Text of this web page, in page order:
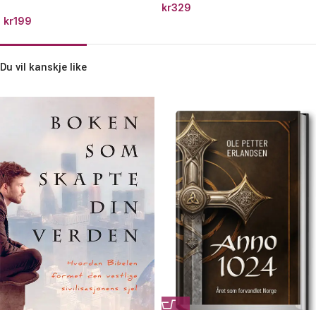
kr199
kr329
Du vil kanskje like